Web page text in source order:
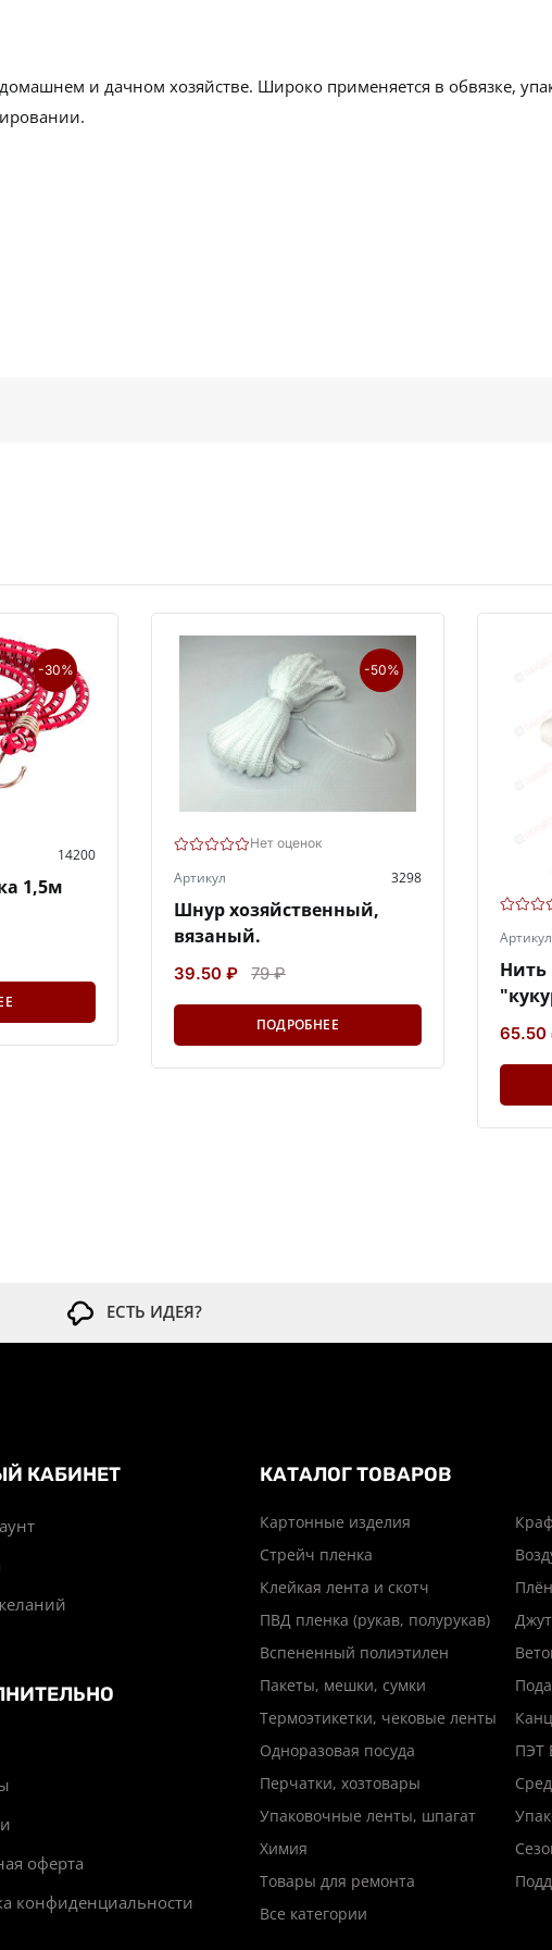
и дачном хозяйстве. Широко применяется в обвязке,
-30%
14200
1,5м
-50%
Нет оценок
Артикул 3298
Шнур хозяйственный,
вязаный.
39.50 ₽ 79 ₽
ПОДРОБНЕЕ
Артикул
Нить
65.50
ЕСТЬ ИДЕЯ?
КАБИНЕТ
оферта
конфиденциальности
КАТАЛОГ ТОВАРОВ
Картонные изделия
Стрейч пленка
Клейкая лента и скотч
ПВД пленка (рукав, полурукав)
Вспененный полиэтилен
Пакеты, мешки, сумки
Термоэтикетки, чековые ленты
Одноразовая посуда
ПЭТ
Перчатки, хозтовары
Упаковочные ленты, шпагат
Химия
Товары для ремонта
Все категории